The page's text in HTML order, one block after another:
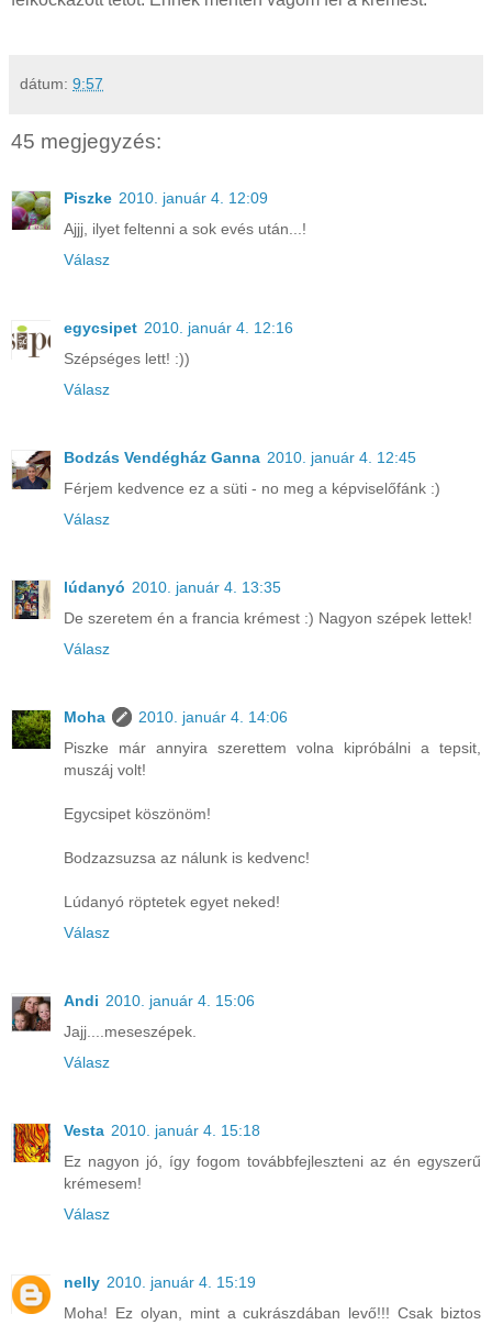
dátum: 9:57
45 megjegyzés:
Piszke 2010. január 4. 12:09
Ajjj, ilyet feltenni a sok evés után...!
Válasz
egycsipet 2010. január 4. 12:16
Szépséges lett! :))
Válasz
Bodzás Vendégház Ganna 2010. január 4. 12:45
Férjem kedvence ez a süti - no meg a képviselőfánk :)
Válasz
lúdanyó 2010. január 4. 13:35
De szeretem én a francia krémest :) Nagyon szépek lettek!
Válasz
Moha
2010. január 4. 14:06
Piszke már annyira szerettem volna kipróbálni a tepsit,
muszáj volt!
Egycsipet köszönöm!
Bodzazsuzsa az nálunk is kedvenc!
Lúdanyó röptetek egyet neked!
Válasz
Andi 2010. január 4. 15:06
Jajj....meseszépek.
Válasz
Vesta 2010. január 4. 15:18
Ez nagyon jó, így fogom továbbfejleszteni az én egyszerű
krémesem!
Válasz
nelly 2010. január 4. 15:19
Moha! Ez olyan, mint a cukrászdában levő!!! Csak biztos